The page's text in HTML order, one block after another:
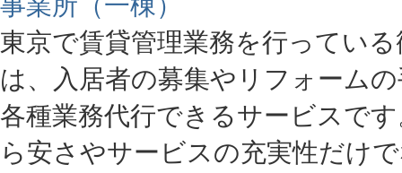
東京で賃貸管理業務を行ってい
は、入居者の募集やリフォーム
各種業務代行できるサービスで
ら安さやサービスの充実性だけ